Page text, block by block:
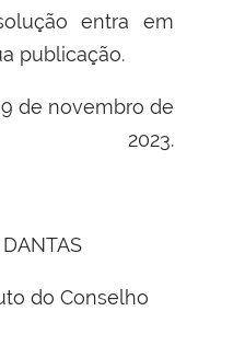
entra em
publicação.
de novembro de
2023.
DANTAS
do Conselho